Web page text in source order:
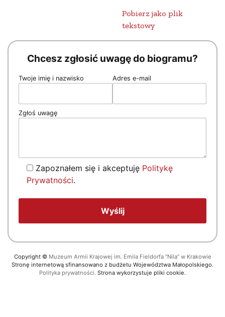
Pobierz jako plik
tekstowy
Chcesz zgłosić uwagę do biogramu?
Twoje imię i nazwisko Adres e-mail
Zgłoś uwagę
Zapoznałem się i akceptuję Politykę
Prywatności.
Copyright © Muzeum Armii Krajowej im. Emila Fieldorfa “Nila” w Krakowie
Stronę internetową sfinansowano z budżetu Województwa Małopolskiego.
Polityka prywatności. Strona wykorzystuje pliki cookie.